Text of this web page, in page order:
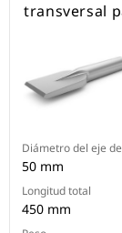
transversal
Diámetro del eje
50 mm
Longitud total
450 mm